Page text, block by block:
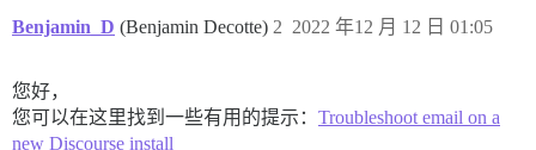
Benjamin_D (Benjamin Decotte) 2022 年12 月 12 日 01:05
2
您好，
您可以在这里找到一些有用的提示： Troubleshoot email on a
new Discourse install